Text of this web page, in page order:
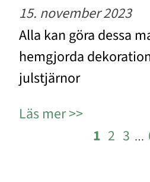
15. november 2023
Alla kan göra dessa
hemgjorda
julstjärnor
Läs mer
1 2 3 …